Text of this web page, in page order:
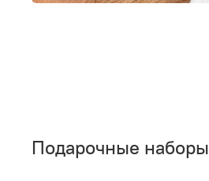
Подарочные наборы